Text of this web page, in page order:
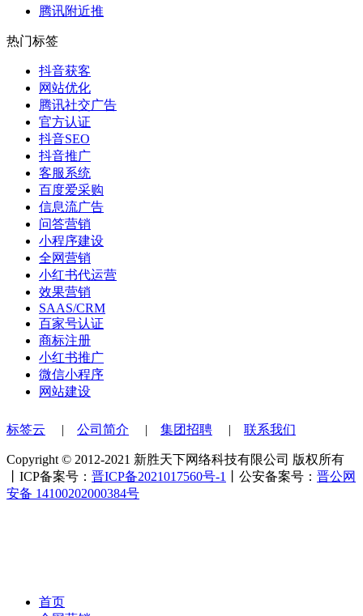
腾讯附近推
热门标签
抖音获客
网站优化
腾讯社交广告
官方认证
抖音SEO
抖音推广
客服系统
百度爱采购
信息流广告
问答营销
小程序建设
全网营销
小红书代运营
效果营销
SAAS/CRM
百家号认证
商标注册
小红书推广
微信小程序
网站建设
标签云 公司简介 集团招聘 联系我们
Copyright © 2012-2021 新胜天下网络科技有限公司 版权所有
丨ICP备案号： 晋ICP备2021017560号-1 丨公安备案号： 晋公网
安备 14100202000384号
首页